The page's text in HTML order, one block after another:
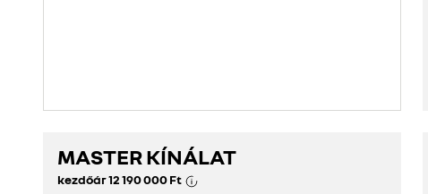
MASTER KÍNÁLAT
kezdőár12 190 000 Ft